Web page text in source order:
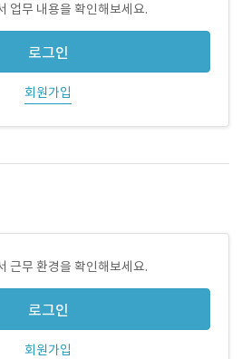
업무 내용을 확인해보세요.
로그인
회원가입
근무 환경을 확인해보세요.
로그인
회원가입